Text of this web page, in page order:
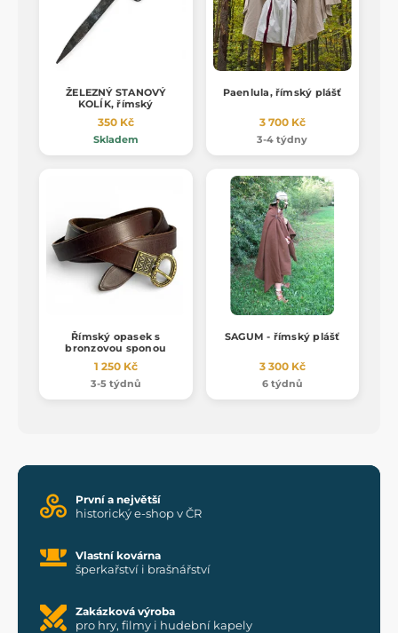
ŽELEZNÝ STANOVÝ
KOLÍK, římský
350 Kč
Skladem
Paenlula, římský plášť
3 700 Kč
3-4 týdny
Římský opasek s
bronzovou sponou
1 250 Kč
3-5 týdnů
SAGUM - římský plášť
3 300 Kč
6 týdnů
První a největší
historický e-shop v ČR
Vlastní kovárna
šperkařství i brašnářství
Zakázková výroba
pro hry, filmy i hudební kapely